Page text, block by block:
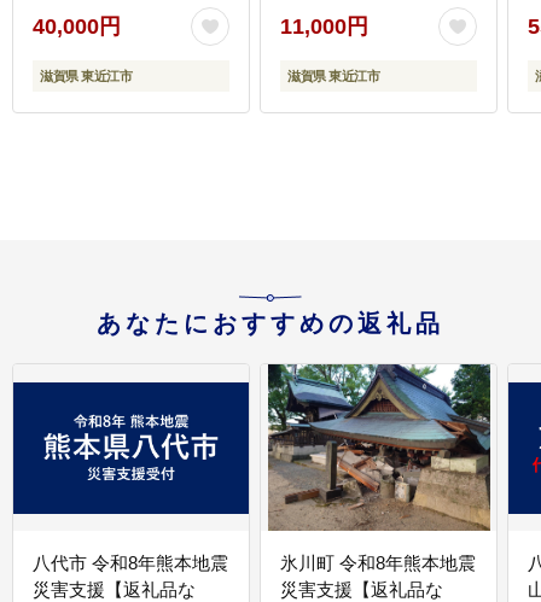
ト アイス 定期便 スイー
ツ デザート 氷菓 フルー
ツ 果物 地元産 無添加
40,000円
滋賀県 東近江市
A-A18 バウムクーヘン
チョコレート 個包装 ス
イーツ
11,000円
滋賀県 東近江市
あなたにおすすめの返礼品
八代市 令和8年熊本地震
災害支援【返礼品な
氷川町 令和8年熊本地震
災害支援【返礼品な